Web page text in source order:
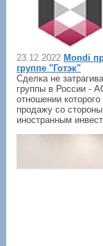
23.12.2022 Mondi
группе "Готэк"
Сделка не
группы в России -
отношении
продажу со
иностранным